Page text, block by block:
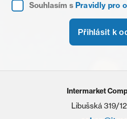
Souhlasím s Pravidly pro
Přihlásit k
Intermarket
Libušská 319/